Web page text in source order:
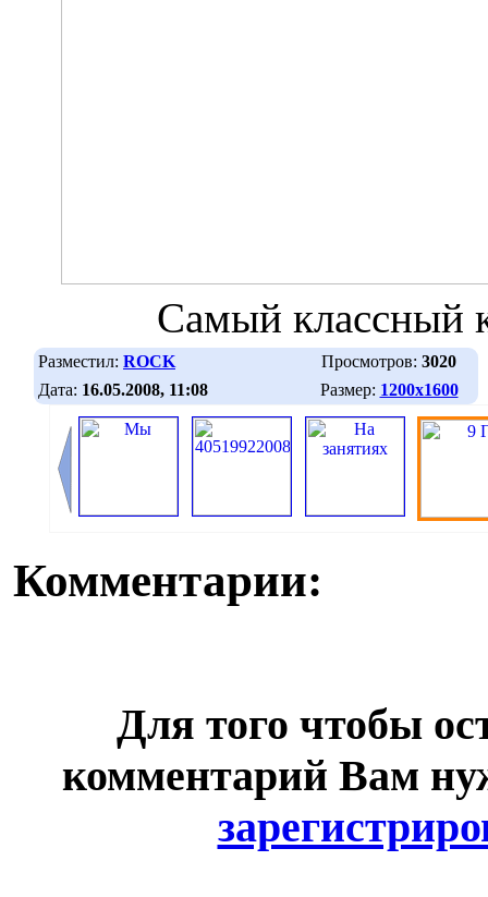
Самый классный
Разместил: ROCK Просмотров: 3020
Дата: 16.05.2008, 11:08 Размер: 1200х1600
Комментарии:
Для того чтобы
комментарий Вам